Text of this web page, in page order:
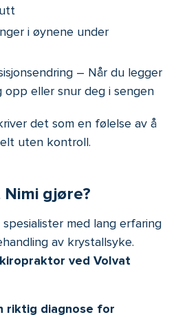
i øynene under
– Når du legger
eller snur deg i sengen
det som en følelse av å
uten kontroll.
gjøre?
med lang erfaring
av krystallsyke.
ved Volvat
riktig diagnose for